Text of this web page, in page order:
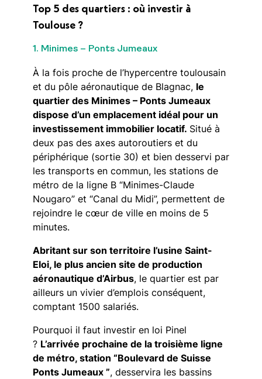
Top 5 des quartiers : où investir à
Toulouse ?
1. Minimes – Ponts Jumeaux
À la fois proche de l’hypercentre toulousain
et du pôle aéronautique de Blagnac, le
quartier des Minimes – Ponts Jumeaux
dispose d’un emplacement idéal pour un
investissement immobilier locatif. Situé à
deux pas des axes autoroutiers et du
périphérique (sortie 30) et bien desservi par
les transports en commun, les stations de
métro de la ligne B “Minimes-Claude
Nougaro” et “Canal du Midi”, permettent de
rejoindre le cœur de ville en moins de 5
minutes.
Abritant sur son territoire l’usine Saint-
Eloi, le plus ancien site de production
aéronautique d’Airbus, le quartier est par
ailleurs un vivier d’emplois conséquent,
comptant 1500 salariés.
Pourquoi il faut investir en loi Pinel
? L’arrivée prochaine de la troisième ligne
de métro, station “Boulevard de Suisse
Ponts Jumeaux ”, desservira les bassins